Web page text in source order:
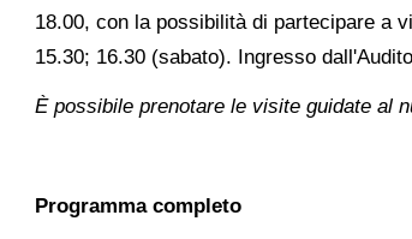
18.00, con la possibilità di partecipare a
15.30; 16.30 (sabato). Ingresso
È possibile prenotare le visite guidate al
Programma completo